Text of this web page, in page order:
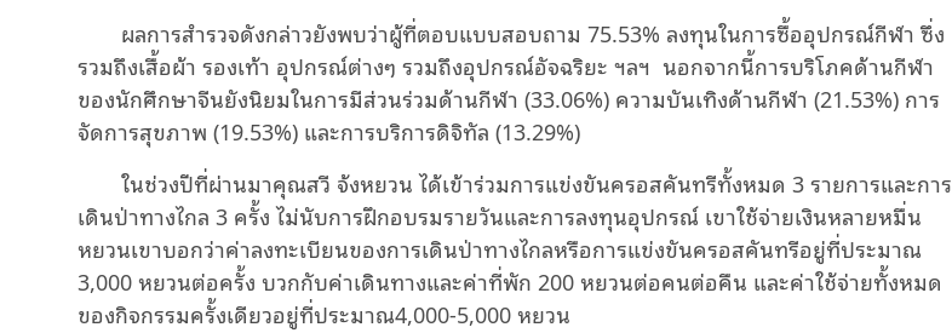
ผลการสํารวจดังกล่าวยังพบว่าผู้ที่ตอบแบบสอบถาม 75.53% ลงทุนในการซื้ออุปกรณ์กีฬา ซึ่ง
รวมถึงเสื้อผ้า รองเท้า อุปกรณ์ต่างๆ รวมถึงอุปกรณ์อัจฉริยะ ฯลฯ นอกจากนี้การบริโภคด้านกีฬา
ของนักศึกษาจีนยังนิยมในการมีส่วนร่วมด้านกีฬา (33.06%) ความบันเทิงด้านกีฬา (21.53%) การ
จัดการสุขภาพ (19.53%) และการบริการดิจิทัล (13.29%)
ในช่วงปีที่ผ่านมาคุณสวี จ้งหยวน ได้เข้าร่วมการแข่งขันครอสคันทรีทั้งหมด 3 รายการและการ
เดินป่าทางไกล 3 ครั้ง ไม่นับการฝึกอบรมรายวันและการลงทุนอุปกรณ์ เขาใช้จ่ายเงินหลายหมื่น
หยวนเขาบอกว่าค่าลงทะเบียนของการเดินป่าทางไกลหรือการแข่งขันครอสคันทรีอยู่ที่ประมาณ
3,000 หยวนต่อครั้ง บวกกับค่าเดินทางและค่าที่พัก 200 หยวนต่อคนต่อคืน และค่าใช้จ่ายทั้งหมด
ของกิจกรรมครั้งเดียวอยู่ที่ประมาณ4,000-5,000 หยวน